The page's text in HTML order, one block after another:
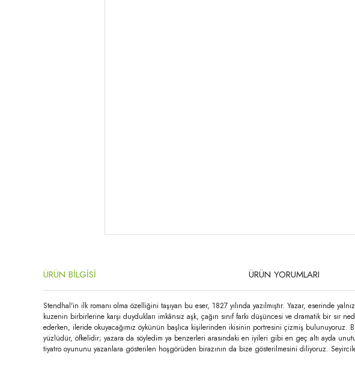
ÜRÜN BİLGİSİ ÜRÜN YORUMLARI
Stendhal'in ilk romanı olma özelliğini taşıyan bu eser, 1827 yılında yazılmıştır. Yazar, eserinde
kuzenin birbirlerine karşı duydukları imkânsız aşk, çağın sınıf farkı düşüncesi ve dramatik bir sır
ederken, ileride okuyacağımız öykünün başlıca kişilerinden ikisinin portresini çizmiş
yüzlüdür, öfkelidir; yazara da söyledim ya benzerleri arasındaki en iyileri gibi en geç altı ayda
tiyatro oyununu yazanlara gösterilen hoşgörüden birazının da bize gösterilmesini diliyoruz.